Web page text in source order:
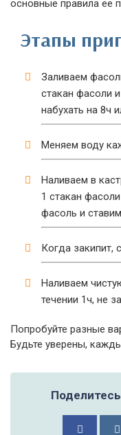
основные правила ее
Этапы
Заливаем
стакан фасоли
набухать на 8ч
Меняем воду
Наливаем в
1 стакан
фасоль и
Когда закипит,
Наливаем
течении 1ч, не
Попробуйте разные
Будьте уверены,